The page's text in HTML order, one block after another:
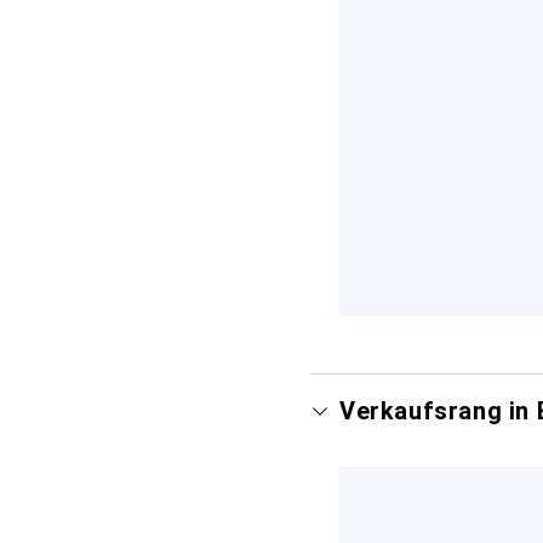
Verkaufsrang in